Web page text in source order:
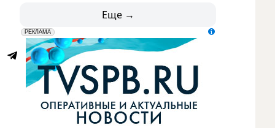
Еще →
erid: LdtCK5udn
РЕКЛАМА
АО "ГАТР", ИНН: 7841320717